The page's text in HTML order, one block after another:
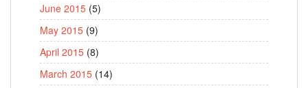
June 2015 (5)
May 2015 (9)
April 2015 (8)
March 2015 (14)